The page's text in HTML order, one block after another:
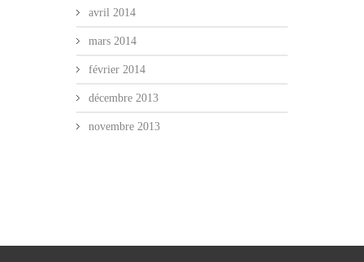
avril 2014
mars 2014
février 2014
décembre 2013
novembre 2013